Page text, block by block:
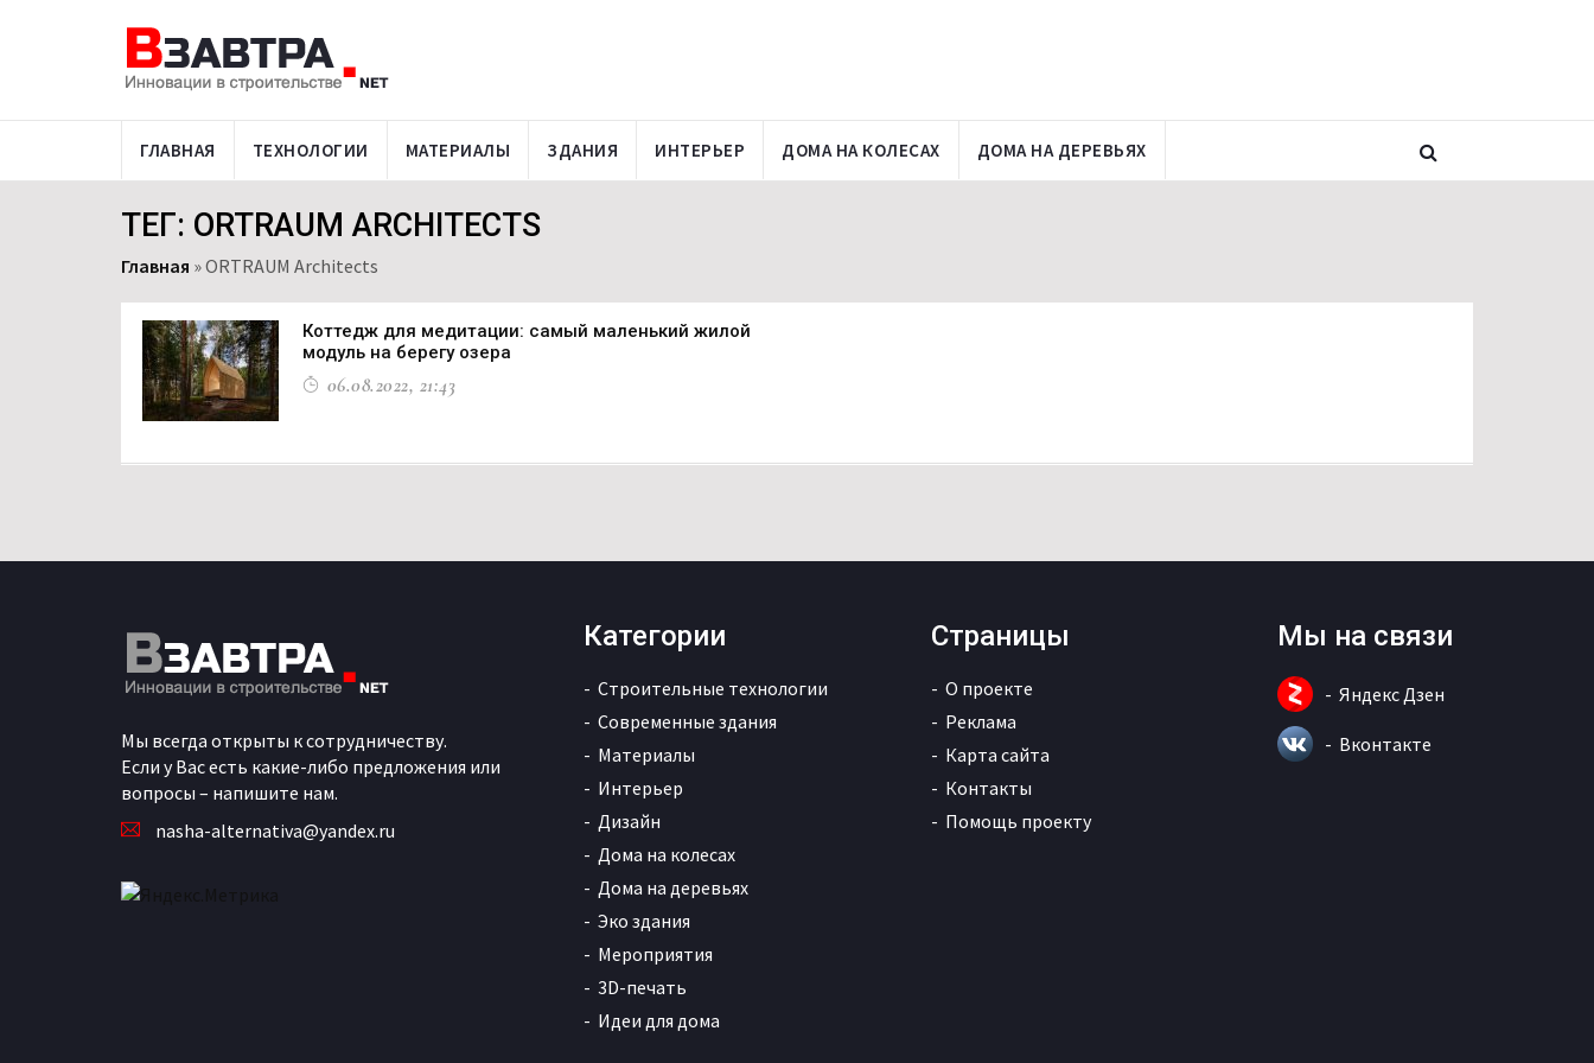
ГЛАВНАЯ ТЕХНОЛОГИИ МАТЕРИАЛЫ ЗДАНИЯ ИНТЕРЬЕР ДОМА НА КОЛЕСАХ ДОМА НА ДЕРЕВЬЯХ
ТЕГ: ORTRAUM ARCHITECTS
Главная »ORTRAUM Architects
Коттедж для медитации: самый маленький жилой
модуль на берегу озера
06.08.2022, 21:43
Мы всегда открыты к сотрудничеству.
Если у Вас есть какие-либо предложения или
вопросы – напишите нам.
nasha-alternativa@yandex.ru
Категории
Строительные технологии
Современные здания
Материалы
Интерьер
Дизайн
Дома на колесах
Дома на деревьях
Эко здания
Мероприятия
3D-печать
Идеи для дома
Страницы
О проекте
Реклама
Карта сайта
Контакты
Помощь проекту
Мы на связи
Яндекс Дзен
Вконтакте